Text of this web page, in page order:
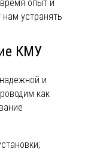
опыт и
устранять
КМУ
и
как